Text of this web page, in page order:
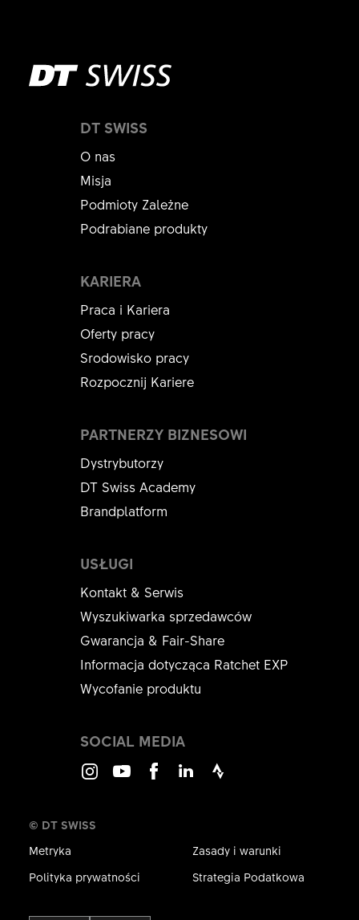
DT SWISS
O nas
Misja
Podmioty Zależne
Podrabiane produkty
KARIERA
Praca i Kariera
Oferty pracy
Srodowisko pracy
Rozpocznij Kariere
USŁUGI
Kontakt & Serwis
Wyszukiwarka sprzedawców
Gwarancja & Fair-Share
Informacja dotycząca Ratchet EXP
Wycofanie produktu
PARTNERZY BIZNESOWI
Dystrybutorzy
DT Swiss Academy
Brandplatform
SOCIAL MEDIA
© DT SWISS
Metryka
Polityka prywatności
Zasady i warunki
Strategia Podatkowa